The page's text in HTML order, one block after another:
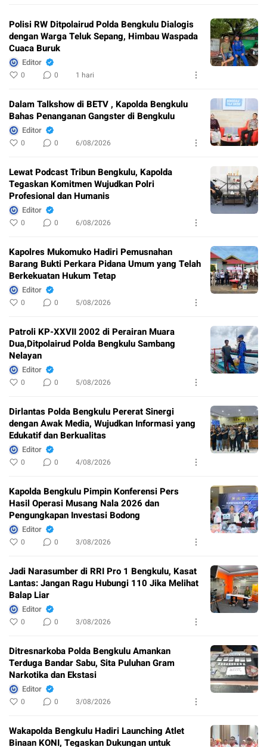
Polisi RW Ditpolairud Polda Bengkulu Dialogis
dengan Warga Teluk Sepang, Himbau Waspada
Cuaca Buruk
Editor
0 0 1 hari
Dalam Talkshow di BETV , Kapolda Bengkulu
Bahas Penanganan Gangster di Bengkulu
Editor
0 0 6/08/2026
Lewat Podcast Tribun Bengkulu, Kapolda
Tegaskan Komitmen Wujudkan Polri
Profesional dan Humanis
Editor
0 0 6/08/2026
Kapolres Mukomuko Hadiri Pemusnahan
Barang Bukti Perkara Pidana Umum yang Telah
Berkekuatan Hukum Tetap
Editor
0 0 5/08/2026
Patroli KP-XXVII 2002 di Perairan Muara
Dua,Ditpolairud Polda Bengkulu Sambang
Nelayan
Editor
0 0 5/08/2026
Dirlantas Polda Bengkulu Pererat Sinergi
dengan Awak Media, Wujudkan Informasi yang
Edukatif dan Berkualitas
Editor
0 0 4/08/2026
Kapolda Bengkulu Pimpin Konferensi Pers
Hasil Operasi Musang Nala 2026 dan
Pengungkapan Investasi Bodong
Editor
0 0 3/08/2026
Jadi Narasumber di RRI Pro 1 Bengkulu, Kasat
Lantas: Jangan Ragu Hubungi 110 Jika Melihat
Balap Liar
Editor
0 0 3/08/2026
Ditresnarkoba Polda Bengkulu Amankan
Terduga Bandar Sabu, Sita Puluhan Gram
Narkotika dan Ekstasi
Editor
0 0 3/08/2026
Wakapolda Bengkulu Hadiri Launching Atlet
Binaan KONI, Tegaskan Dukungan untuk